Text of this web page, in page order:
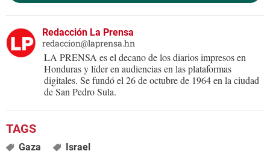
Redacción La Prensa
redaccion@laprensa.hn
LA PRENSA es el decano de los diarios impresos en
Honduras y líder en audiencias en las plataformas
digitales. Se fundó el 26 de octubre de 1964 en la ciudad
de San Pedro Sula.
Gaza Israel